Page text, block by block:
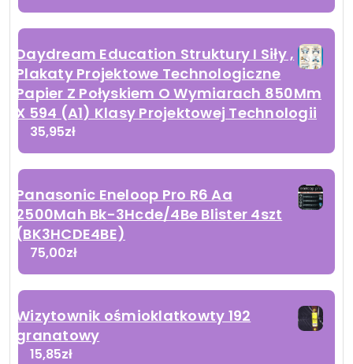
Daydream Education Struktury I Siły ,
Plakaty Projektowe Technologiczne
Papier Z Połyskiem O Wymiarach 850Mm
X 594 (A1) Klasy Projektowej Technologii
35,95zł
Panasonic Eneloop Pro R6 Aa
2500Mah Bk-3Hcde/4Be Blister 4szt
(BK3HCDE4BE)
75,00zł
Wizytownik ośmioklatkowty 192
granatowy
15,85zł